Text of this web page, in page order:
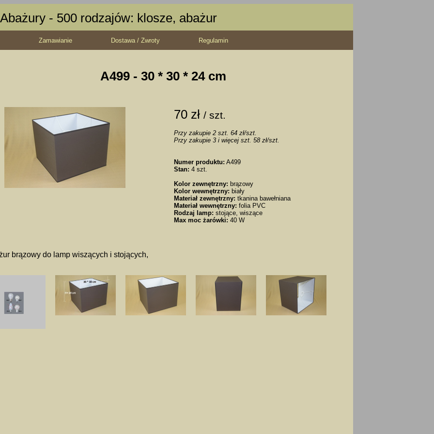
Abażury - 500 rodzajów: klosze, abażur
Zamawianie Dostawa / Zwroty Regulamin
A499 - 30 * 30 * 24 cm
70 zł / szt.
Przy zakupie 2 szt. 64 zł/szt.
Przy zakupie 3 i więcej szt. 58 zł/szt.
Numer produktu: A499
Stan: 4 szt.
Kolor zewnętrzny: brązowy
Kolor wewnętrzny: biały
Materiał zewnętrzny: tkanina bawełniana
Materiał wewnętrzny: folia PVC
Rodzaj lamp: stojące, wiszące
Max moc żarówki: 40 W
brązowy do lamp wiszących i stojących,